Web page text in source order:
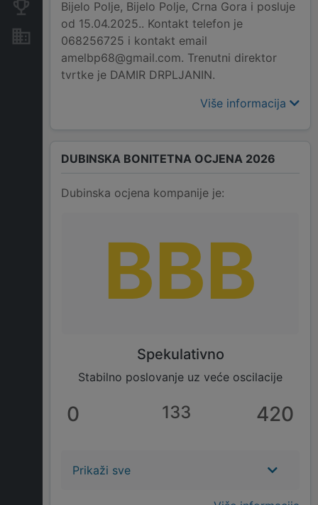
Konkurentne kompanije
Nekretnine i imovina
Bijelo Polje, Bijelo Polje, Crna Gora i posluje
od 15.04.2025.. Kontakt telefon je
068256725 i kontakt email
amelbp68@gmail.com. Trenutni direktor
tvrtke je DAMIR DRPLJANIN.
Više informacija
DUBINSKA BONITETNA OCJENA 2026
Dubinska ocjena kompanije je:
BBB
Spekulativno
Stabilno poslovanje uz veće oscilacije
0 133 420
Prikaži sve